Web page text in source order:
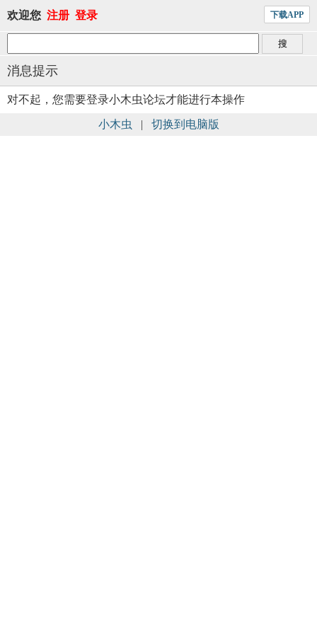
欢迎您 注册 登录 下载APP
消息提示
对不起，您需要登录小木虫论坛才能进行本操作
小木虫 | 切换到电脑版